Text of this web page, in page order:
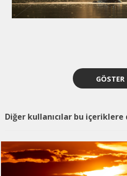
GÖSTER
Diğer kullanıcılar bu içeriklere